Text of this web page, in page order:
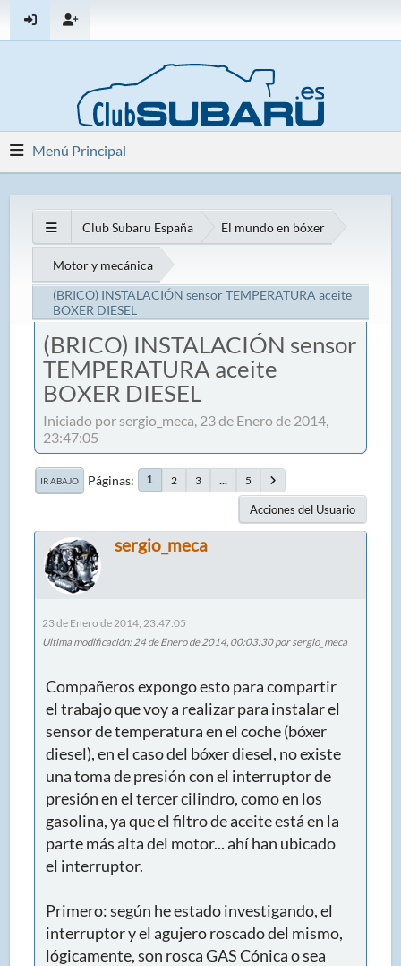
Menú Principal
Club Subaru España El mundo en bóxer
Motor y mecánica
(BRICO) INSTALACIÓN sensor TEMPERATURA aceite
BOXER DIESEL
(BRICO) INSTALACIÓN sensor
TEMPERATURA aceite
BOXER DIESEL
Iniciado por sergio_meca, 23 de Enero de 2014,
23:47:05
IR ABAJO Páginas 1 2 3 ... 5
Acciones del Usuario
sergio_meca
23 de Enero de 2014, 23:47:05
Ultima modificación: 24 de Enero de 2014, 00:03:30 por sergio_meca
Compañeros expongo esto para compartir
el trabajo que voy a realizar para instalar el
sensor de temperatura en el coche (bóxer
diesel), en el caso del bóxer diesel, no existe
una toma de presión con el interruptor de
presión en el tercer cilindro, como en los
gasolina, ya que el filtro de aceite está en la
parte más alta del motor... ahí han ubicado
el interruptor.
Primero: según he estado investigando, el
interruptor y el agujero roscado del mismo,
lógicamente, son rosca GAS Cónica o sea